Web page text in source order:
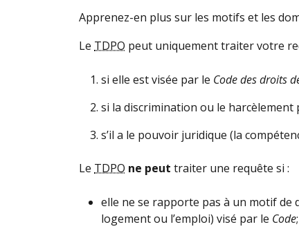
Apprenez-en plus sur les motifs et les
Le TDPO peut uniquement traiter votre
si elle est visée par le Code des droits
si la discrimination ou le harcèlement
s’il a le pouvoir juridique (la
Le TDPO ne peut traiter une requête si :
elle ne se rapporte pas à un motif de
logement ou l’emploi) visé par le Code;